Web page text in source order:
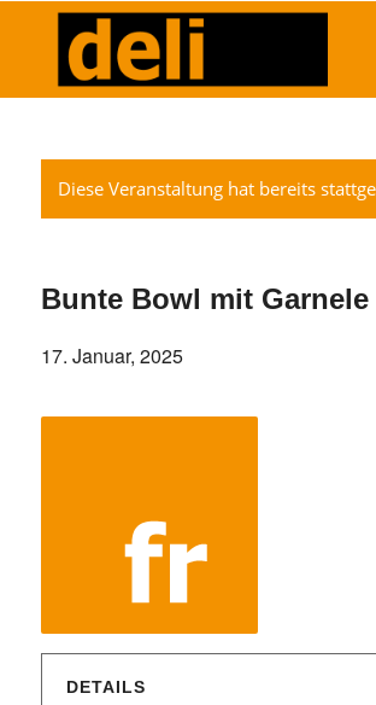
Diese Veranstaltung hat bereits
Bunte Bowl mit Garnele
17. Januar, 2025
DETAILS